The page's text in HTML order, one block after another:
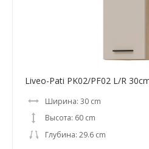
Liveo-Pati PK02/PF02 L/R
Ширина: 30 cm
Высота: 60 cm
Глубина: 29.6 cm